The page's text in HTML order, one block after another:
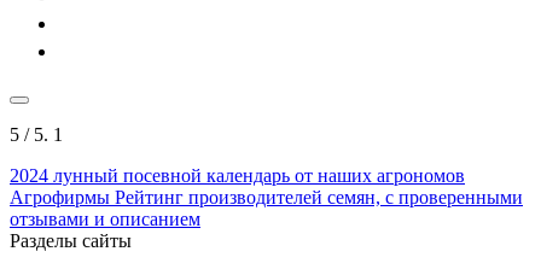
5 / 5. 1
2024 лунный посевной календарь от наших агрономов
Агрофирмы Рейтинг производителей семян, с проверенными
отзывами и описанием
Разделы сайты